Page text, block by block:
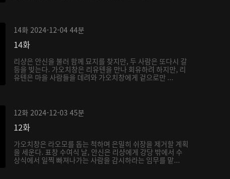
14화 2024-12-04 44분
14화
리샹은 안신을 불러 함께 묘지를 찾지만, 두 사람은 또다시 갈
등을 빚는다. 가오치창은 리유톈을 만나 회유하려 하지만, 리
유톈은 마을 사람들을 데려와 가오치창에게 겉으로만 ...
12화 2024-12-03 45분
12화
가오치창은 라오모를 돕는 척하며 은밀히 쉬장을 제거할 계획
을 세운다. 표창 수여식 날, 안신은 리샹에게 강당 밖에서 수
상식에서 일찍 빠져나가는 사람을 감시하라는 임무를 맡...